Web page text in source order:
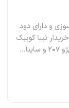
خودرو روغن سوزی و دارای دود
تیبا کوییک